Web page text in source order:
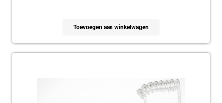
Toevoegen aan winkelwagen